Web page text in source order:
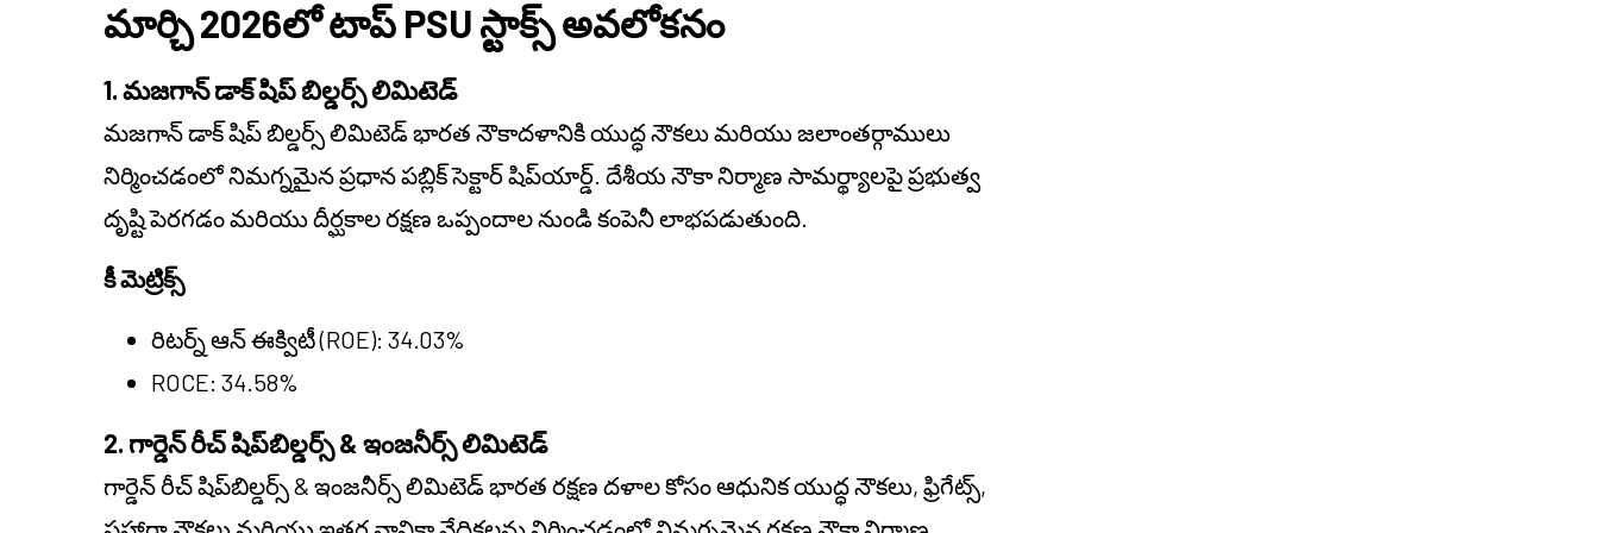
మార్చి 2026లో టాప్ PSU స్టాక్స్ అవలోకనం
1.మజగాన్ డాక్ షిప్ బిల్డర్స్ లిమిటెడ్
మజగాన్ డాక్ షిప్ బిల్డర్స్ లిమిటెడ్భారత నౌకాదళానికి యుద్ధ నౌకలు మరియు జలాంతర్గాములు
నిర్మించడంలో నిమగ్నమైన ప్రధాన పబ్లిక్ సెక్టార్ షిప్‌యార్డ్. దేశీయ నౌకా నిర్మాణ సామర్థ్యాలపై ప్రభుత్వ
దృష్టి పెరగడం మరియు దీర్ఘకాల రక్షణ ఒప్పందాల నుండి కంపెనీ లాభపడుతుంది.
కీ మెట్రిక్స్
రిటర్న్ ఆన్ ఈక్విటీ (ROE): 34.03%
ROCE: 34.58%
2. గార్డెన్ రీచ్ షిప్‌బిల్డర్స్ & ఇంజనీర్స్ లిమిటెడ్
గార్డెన్ రీచ్ షిప్‌బిల్డర్స్ & ఇంజనీర్స్ లిమిటెడ్భారత రక్షణ దళాల కోసం ఆధునిక యుద్ధ నౌకలు, ఫ్రిగేట్స్,